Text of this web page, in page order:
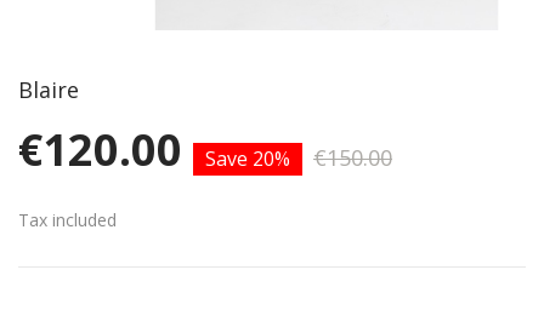
Blaire
€120.00 Save 20% €150.00
Tax included